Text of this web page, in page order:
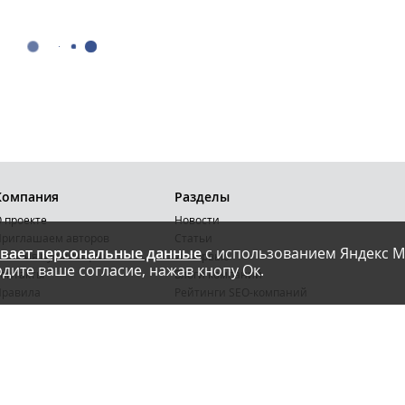
персональные данныес использованием Яндекс
ваше согласие, нажав кнопу Ок.
проекте
публикации
Разделы
Новости
Интервью
Блоги компаний